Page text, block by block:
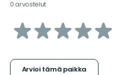
0 arvostelut
/5
Arvioi tämä paikka